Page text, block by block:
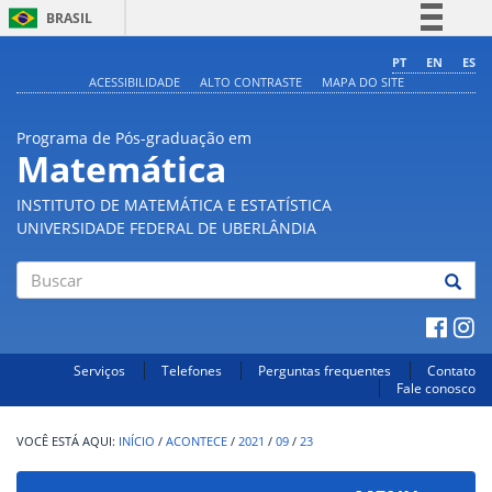
BRASIL
Comunica BR
PT EN
ES
ACESSIBILIDADE
ALTO CONTRASTE MAPA DO SITE
Programa de Pós-graduação em
Matemática
INSTITUTO DE MATEMÁTICA E ESTATÍSTICA
UNIVERSIDADE FEDERAL DE UBERLÂNDIA
Serviços Telefones Perguntas frequentes
Contato
Fale conosco
INÍCIO / ACONTECE / 2021 / 09 / 23